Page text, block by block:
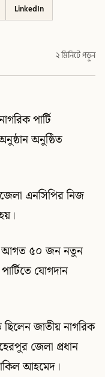
LinkedIn
২ মিনিটে পড়ুন
পার্টি
অনুষ্ঠিত
এনসিপির নিজ
আগত ৫০ জন নতুন
যোগদান
ছিলেন জাতীয় নাগরিক
জেলা প্রধান
আহমেদ।